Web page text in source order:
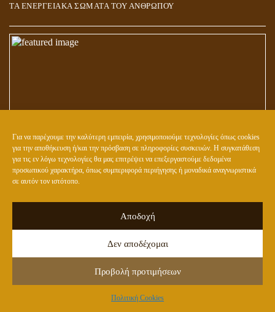
Για να παρέχουμε την καλύτερη εμπειρία, χρησιμοποιούμε τεχνολογίες όπως cookies
για την αποθήκευση ή/και την πρόσβαση σε πληροφορίες συσκευών. Η συγκατάθεση
για τις εν λόγω τεχνολογίες θα μας επιτρέψει να επεξεργαστούμε δεδομένα
προσωπικού χαρακτήρα, όπως συμπεριφορά περιήγησης ή μοναδικά αναγνωριστικά
σε αυτόν τον ιστότοπο.
Αποδοχή
Δεν αποδέχομαι
Προβολή προτιμήσεων
Πολιτική Cookies
ΤΑ ΕΝΕΡΓΕΙΑΚΑ ΣΩΜΑΤΑ ΤΟΥ ΑΝΘΡΩΠΟΥ
ΠΩΣ ΜΠΟΡΟΥΜΕ ΝΑ ΚΛΕΙΣΟΥΜΕ ΟΡΙΣΤΙΚΑ ΤΟΝ ΚΥΚΛΟ ΤΩΝ